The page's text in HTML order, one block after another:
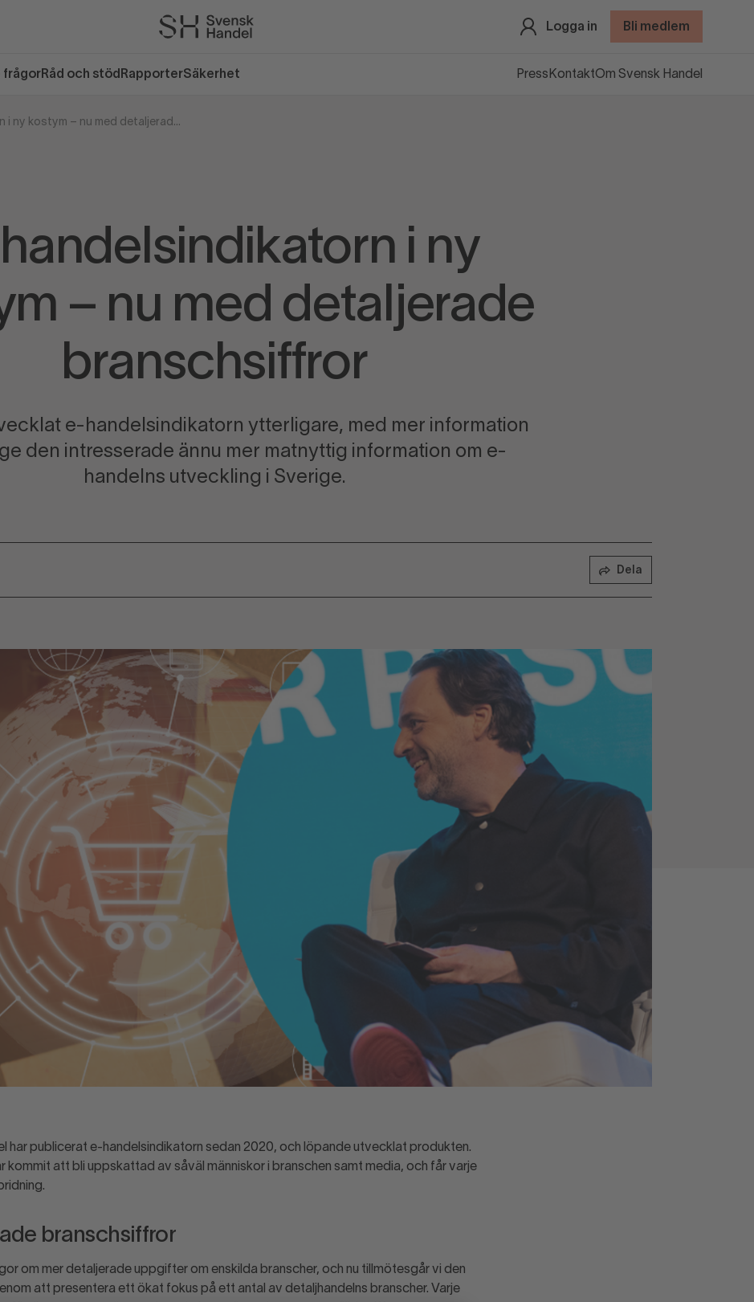
Logga in Bli medlem
frågor Råd och stöd RapporterSäkerhet Press KontaktOm Svensk Handel
E-handelsindikatorn i ny kostym – nu med detaljerade branschsiffror
i ny
– nu med detaljerade
branschsiffror
e-handelsindikatorn ytterligare, med mer information
den intresserade ännu mer matnyttig information om e-
handelns utveckling i Sverige.
Dela
har publicerat e-handelsindikatorn sedan 2020, och löpande utvecklat produkten.
kommit att bli uppskattad av såväl människor i branschen samt media, och får varje
branschsiffror
om mer detaljerade uppgifter om enskilda branscher, och nu tillmötesgår vi den
att presentera ett ökat fokus på ett antal av detaljhandelns branscher. Varje